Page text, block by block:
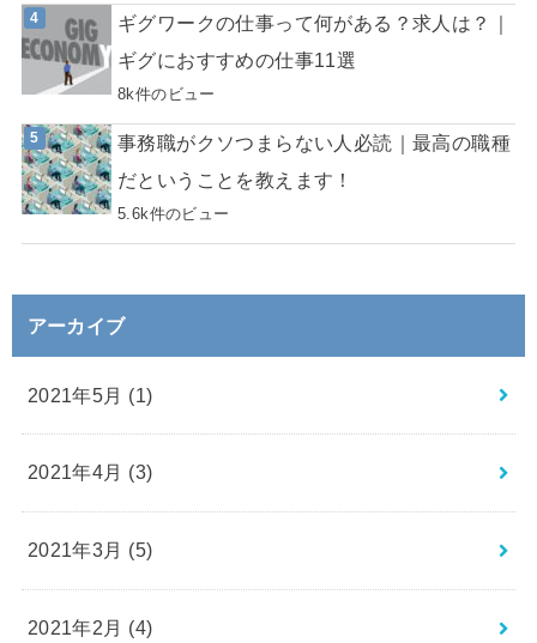
ギグワークの仕事って何がある？求人は？｜
ギグにおすすめの仕事11選
8k件のビュー
事務職がクソつまらない人必読｜最高の職種
だということを教えます！
5.6k件のビュー
アーカイブ
2021年5月 (1)
2021年4月 (3)
2021年3月 (5)
2021年2月 (4)